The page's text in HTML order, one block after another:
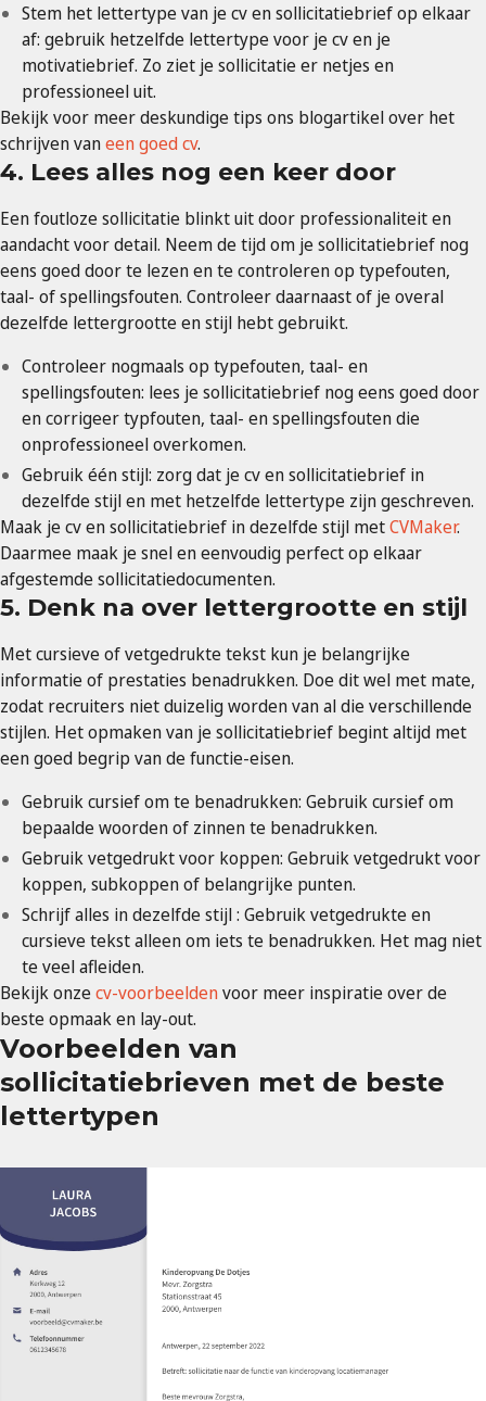
Stem het lettertype van je cv en sollicitatiebrief op elkaar
af: gebruik hetzelfde lettertype voor je cv en je
motivatiebrief. Zo ziet je sollicitatie er netjes en
professioneel uit.
Bekijk voor meer deskundige tips ons blogartikel over het
schrijven vaneen goed cv.
4. Lees alles nog een keer door
Een foutloze sollicitatie blinkt uit door professionaliteit en
aandacht voor detail. Neem de tijd om je sollicitatiebrief nog
eens goed door te lezen en te controleren op typefouten,
taal- of spellingsfouten. Controleer daarnaast of je overal
dezelfde lettergrootte en stijl hebt gebruikt.
Controleer nogmaals op typefouten, taal- en
spellingsfouten: lees je sollicitatiebrief nog eens goed door
en corrigeer typfouten, taal- en spellingsfouten die
onprofessioneel overkomen.
Gebruik één stijl: zorg dat je cv en sollicitatiebrief in
dezelfde stijl en met hetzelfde lettertype zijn geschreven.
Maak je cv en sollicitatiebrief in dezelfde stijl metCVMaker.
Daarmee maak je snel en eenvoudig perfect op elkaar
afgestemde sollicitatiedocumenten.
5. Denk na over lettergrootte en stijl
Met cursieve of vetgedrukte tekst kun je belangrijke
informatie of prestaties benadrukken. Doe dit wel met mate,
zodat recruiters niet duizelig worden van al die verschillende
stijlen. Het opmaken van je sollicitatiebrief begint altijd met
een goed begrip van de functie-eisen.
Gebruik cursief om te benadrukken: Gebruik cursief om
bepaalde woorden of zinnen te benadrukken.
Gebruik vetgedrukt voor koppen: Gebruik vetgedrukt voor
koppen, subkoppen of belangrijke punten.
Schrijf alles in dezelfde stijl : Gebruik vetgedrukte en
cursieve tekst alleen om iets te benadrukken. Het mag niet
te veel afleiden.
Bekijk onzecv-voorbeeldenvoor meer inspiratie over de
beste opmaak en lay-out.
Voorbeelden van
sollicitatiebrieven met de beste
lettertypen